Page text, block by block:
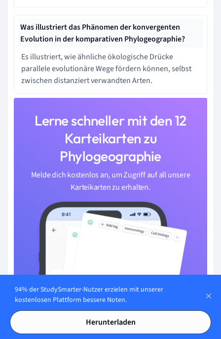
Was illustriert das Phänomen der konvergenten
Evolution in der komparativen Phylogeographie?
Es illustriert, wie ähnliche ökologische Drücke
parallele evolutionäre Wege fördern können, selbst
zwischen distanziert verwandten Arten.
Lerne schneller mit den 12
Karteikarten zu
Phylogeographie
Melde dich kostenlos an, um Zugriff auf all unsere
Karteikarten zu erhalten.
94% der StudySmarter-Nutzer erzielen mit unserer
kostenlosen Plattform bessere Noten.
Herunterladen